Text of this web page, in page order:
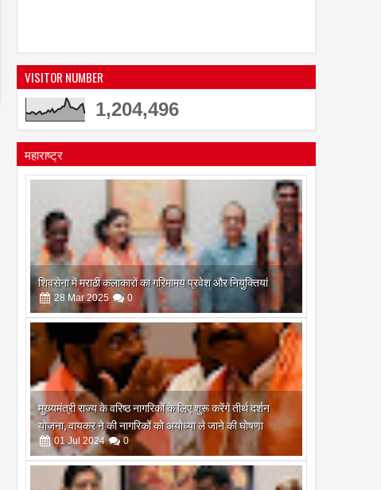
VISITOR NUMBER
1,204,496
महाराष्ट्र
शिवसेना में मराठी कलाकारों का गरिमामय प्रवेश और नियुक्तियां
28 Mar 2025 0
मुख्यमंत्री राज्य के वरिष्ठ नागरिकों के लिए शुरू करेंगे तीर्थ दर्शन
योजना, वायकर ने की नागरिकों को अयोध्या ले जाने की घोषणा
01 Jul 2024 0